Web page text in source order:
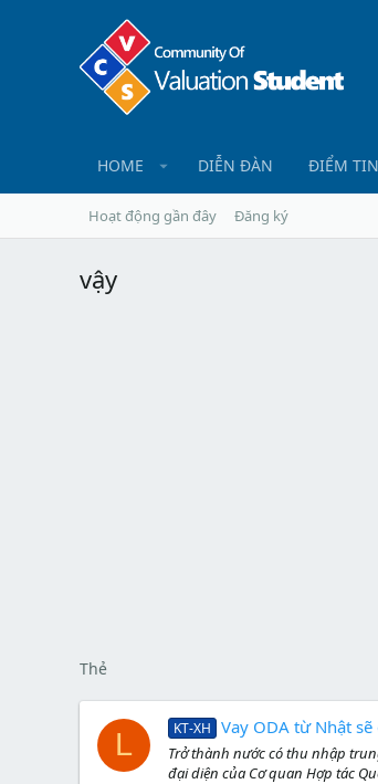
HOME DIỄN ĐÀN ĐIỂM TIN
Hoạt động gần đây Đăng ký
vậy
Thẻ
L KT-XH Vay ODA từ Nhật
Trở thành nước có thu nhập
đại diện của Cơ quan Hợp tác